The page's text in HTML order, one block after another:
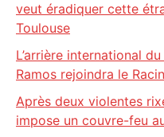
veut éradiquer cette
Toulouse
L’arrière international
Ramos rejoindra le
Après deux violentes
impose un couvre-feu